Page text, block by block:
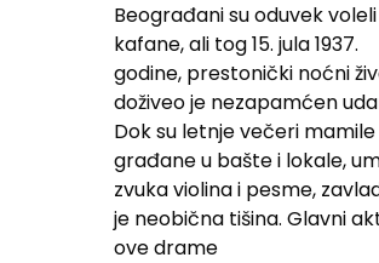
Beograđani su oduvek voleli
kafane, ali tog 15. jula 1937.
godine, prestonički noćni
doživeo je nezapamćen
Dok su letnje večeri mamile
građane u bašte i lokale,
zvuka violina i pesme,
je neobična tišina. Glavni
ove drame